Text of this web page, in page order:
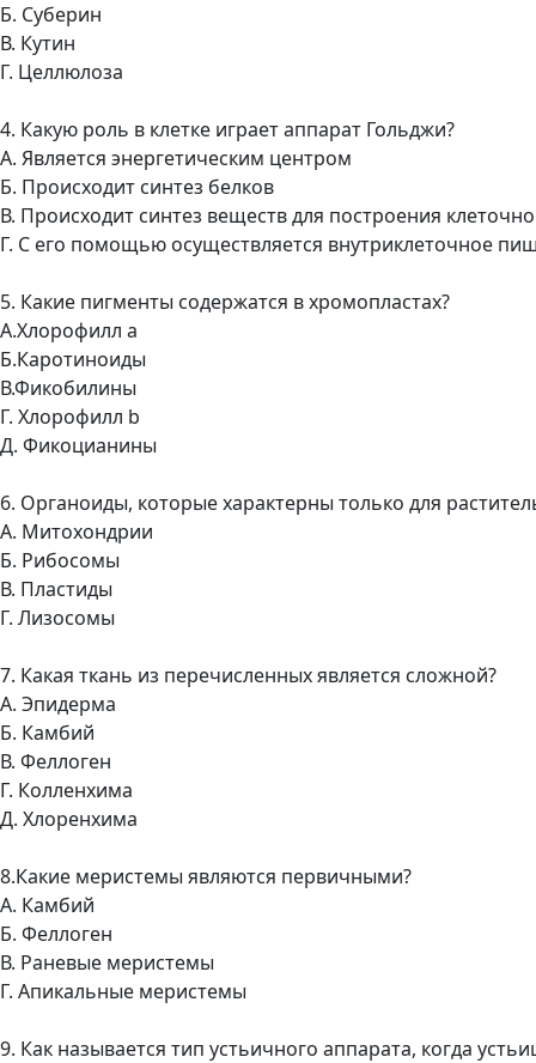
Б. Суберин
В. Кутин
Г. Целлюлоза
4. Какую роль в клетке играет аппарат Гольджи?
А. Является энергетическим центром
Б. Происходит синтез белков
В. Происходит синтез веществ для построения
Г. С его помощью осуществляется внутриклеточное
5. Какие пигменты содержатся в хромопластах?
А.Хлорофилл а
Б.Каротиноиды
В.Фикобилины
Г. Хлорофилл b
Д. Фикоцианины
6. Органоиды, которые характерны только для
А. Митохондрии
Б. Рибосомы
В. Пластиды
Г. Лизосомы
7. Какая ткань из перечисленных является сложной?
А. Эпидерма
Б. Камбий
В. Феллоген
Г. Колленхима
Д. Хлоренхима
8.Какие меристемы являются первичными?
А. Камбий
Б. Феллоген
В. Раневые меристемы
Г. Апикальные меристемы
9. Как называется тип устьичного аппарата, когда